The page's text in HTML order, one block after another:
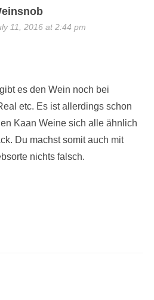
11, 2016 at 2:44 pm
es den Wein noch bei
etc. Es ist allerdings schon
Kaan Weine sich alle ähnlich
Du machst somit auch mit
nichts falsch.